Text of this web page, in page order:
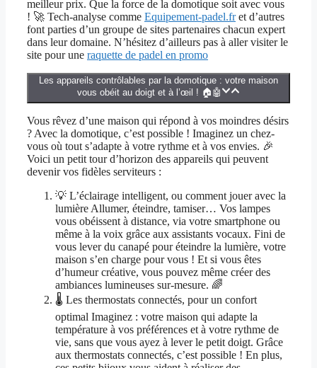
meilleur prix. Que la force de la domotique soit avec vous
! 🚀 Tech-analyse comme Equipement-padel.fret d’autres
font parties d’un groupe de sites partenaires chacun expert
dans leur domaine. N’hésitez d’ailleurs pas à aller visiter le
site pour une raquette de padel en promo
Les appareils contrôlables par la domotique : votre maison
vous obéit au doigt et à l’œil ! 🏠🤖
Vous rêvez d’une maison qui répond à vos moindres désirs
? Avec la domotique, c’est possible ! Imaginez un chez-
vous où tout s’adapte à votre rythme et à vos envies. 🎉
Voici un petit tour d’horizon des appareils qui peuvent
devenir vos fidèles serviteurs :
💡 L’éclairage intelligent, ou comment jouer avec la
lumière Allumer, éteindre, tamiser… Vos lampes
vous obéissent à distance, via votre smartphone ou
même à la voix grâce aux assistants vocaux. Fini de
vous lever du canapé pour éteindre la lumière, votre
maison s’en charge pour vous ! Et si vous êtes
d’humeur créative, vous pouvez même créer des
ambiances lumineuses sur-mesure. 🌈
🌡️ Les thermostats connectés, pour un confort
optimal Imaginez : votre maison qui adapte la
température à vos préférences et à votre rythme de
vie, sans que vous ayez à lever le petit doigt. Grâce
aux thermostats connectés, c’est possible ! En plus,